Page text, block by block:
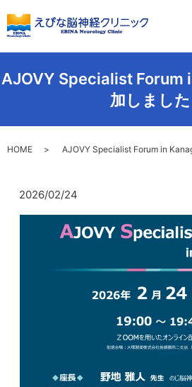
AJOVY Specialist Forum
加しました
HOME AJOVY Specialist Forum in
2026/02/24